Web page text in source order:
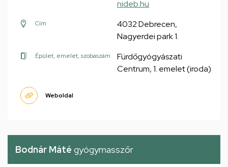
nideb.hu
Cím
4032 Debrecen,
Nagyerdei park 1.
Épület, emelet, szobaszám
Fürdőgyógyászati
Centrum, 1. emelet (iroda)
Weboldal
Bodnár Máté gyógymasszőr